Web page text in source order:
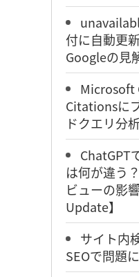
付に自動更
Googleの見
Microsoft
Citationsに
ドクエリ分
ChatGPT
は何が違う
ビューの影
Update】
サイト内
SEOで問題